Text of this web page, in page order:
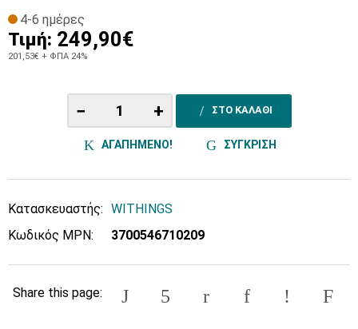
4-6 ημέρες
Τιμή: 249,90€
201,53€ + ΦΠΑ 24%
− + ΣΤΟ ΚΑΛΑΘΙ
ΑΓΑΠΗΜΕΝΟ! ΣΥΓΚΡΙΣΗ
Κατασκευαστής: WITHINGS
Κωδικός MPN:
3700546710209
Share this page: